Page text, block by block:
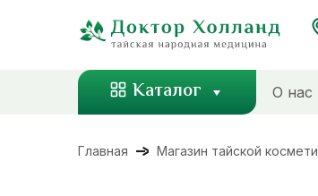
Каталог О нас
Главная Магазин тайской